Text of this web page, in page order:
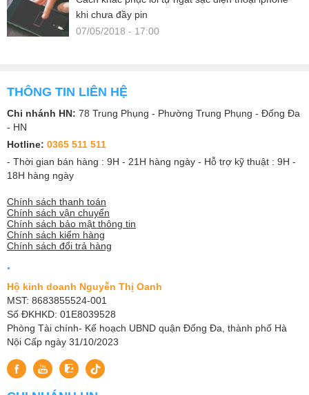
khi chưa đầy pin
07/05/2018 - 17:00
THÔNG TIN LIÊN HỆ
Chi nhánh HN: 78 Trung Phụng - Phường Trung Phụng - Đống Đa
- HN
Hotline: 0365 511 511
- Thời gian bán hàng : 9H - 21H hàng ngày - Hỗ trợ kỹ thuật : 9H -
18H hàng ngày
Chính sách thanh toán
Chính sách vận chuyển
Chính sách bảo mật thông tin
Chính sách kiểm hàng
Chính sách đổi trả hàng
.
Hộ kinh doanh Nguyễn Thị Oanh
MST: 8683855524-001
Số ĐKHKD: 01E8039528
Phòng Tài chính- Kế hoạch UBND quận Đống Đa, thành phố Hà
Nội Cấp ngày 31/10/2023